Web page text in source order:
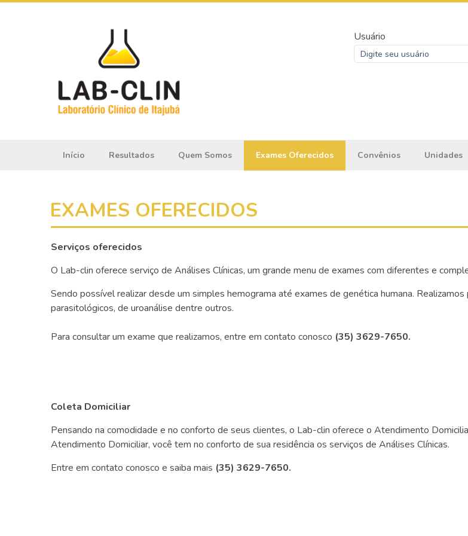
Usuário
Início Resultados Quem Somos Exames Oferecidos Convênios Unidades
EXAMES OFERECIDOS
Serviços oferecidos
O Lab-clin oferece serviço de Análises Clínicas, um grande menu de exames com diferentes e
Sendo possível realizar desde um simples hemograma até exames de genética humana.
parasitológicos, de uroanálise dentre outros.
Para consultar um exame que realizamos, entre em contato conosco (35) 3629-7650.
Coleta Domiciliar
Pensando na comodidade e no conforto de seus clientes, o Lab-clin oferece o Atendimento
Atendimento Domiciliar, você tem no conforto de sua residência os serviços de Análises Clínicas.
Entre em contato conosco e saiba mais (35) 3629-7650.